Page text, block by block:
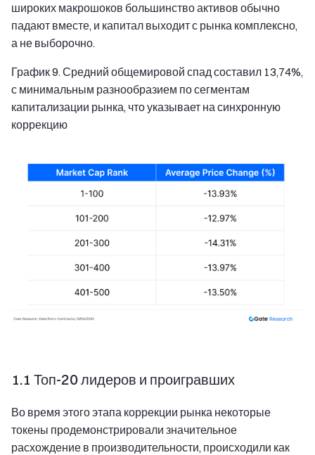
широких макрошоков большинство активов обычно
падают вместе, и капитал выходит с рынка комплексно,
а не выборочно.
График 9. Средний общемировой спад составил 13,74%,
с минимальным разнообразием по сегментам
капитализации рынка, что указывает на синхронную
коррекцию
1.1 Топ-20 лидеров и проигравших
Во время этого этапа коррекции рынка некоторые
токены продемонстрировали значительное
расхождение в производительности, происходили как